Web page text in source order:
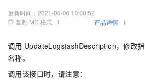
更新时间： 2021-05-06 10:00:52
复制 MD 格式
产品详情
调用 UpdateLogstashDescription，修改
名称。
调用该接口时，请注意：